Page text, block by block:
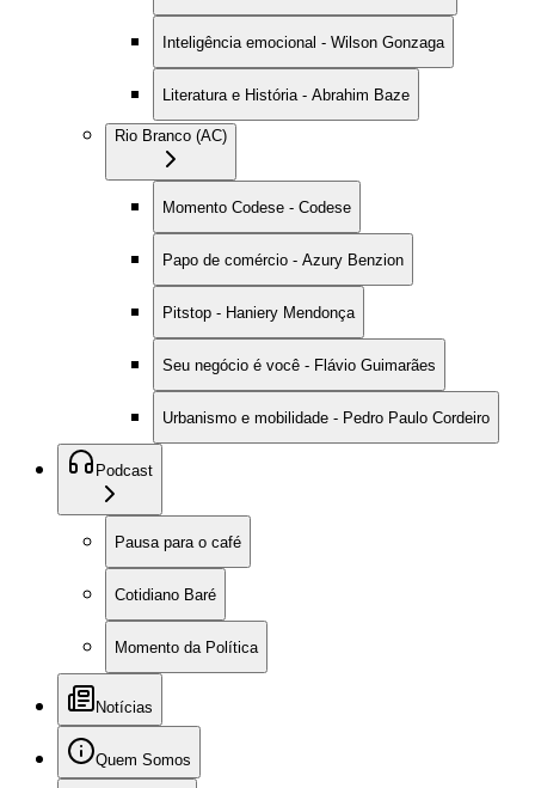
Inteligência emocional - Wilson Gonzaga
Literatura e História - Abrahim Baze
Rio Branco (AC)
Momento Codese - Codese
Papo de comércio - Azury Benzion
Pitstop - Haniery Mendonça
Seu negócio é você - Flávio Guimarães
Urbanismo e mobilidade - Pedro Paulo Cordeiro
Podcast
Pausa para o café
Cotidiano Baré
Momento da Política
Notícias
Quem Somos